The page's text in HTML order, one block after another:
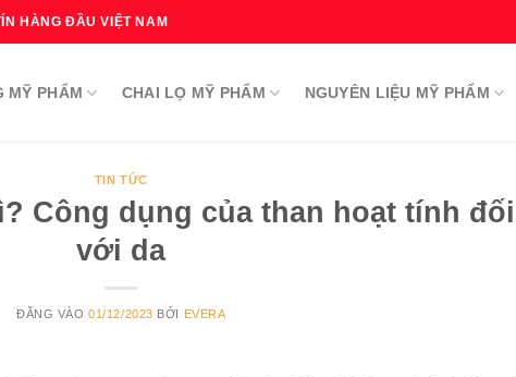
HÀNG ĐẦU VIỆT NAM
MỸ PHẨM CHAI LỌ MỸ PHẨM NGUYÊN LIỆU MỸ PHẨM
TIN TỨC
Công dụng của than hoạt tính đối
với da
ĐĂNG VÀO01/12/2023 BỞI EVERA